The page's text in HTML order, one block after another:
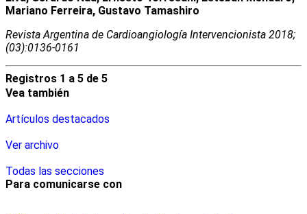
Mariano Ferreira, Gustavo Tamashiro
Revista Argentina de Cardioangiologí­a Intervencionista 2018;
(03):0136-0161
Registros 1 a 5 de 5
Vea también
Artículos destacados
Ver archivo
Todas las secciones
Para comunicarse con